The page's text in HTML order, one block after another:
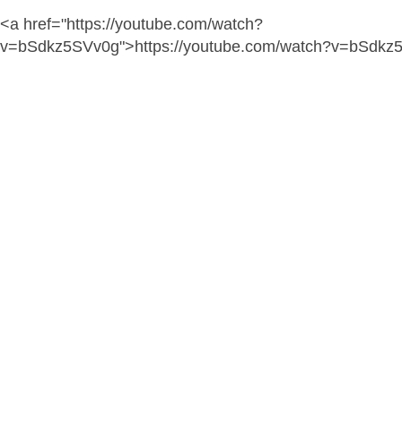
<a href="https://youtube.com/watch?
v=bSdkz5SVv0g">https://youtube.com/